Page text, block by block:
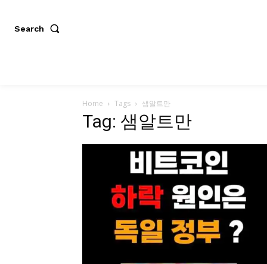
Search
Home Tags 샘알트만
Tag: 샘알트만